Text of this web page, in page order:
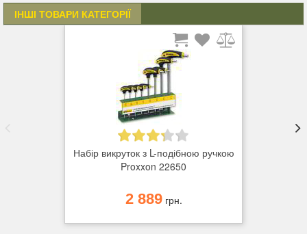
ІНШІ ТОВАРИ КАТЕГОРІЇ
Набір викруток з L-подібною ручкою
Proxxon 22650
2 889грн.